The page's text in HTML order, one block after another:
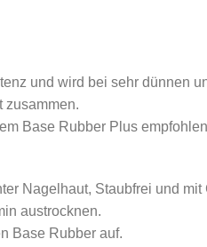
und wird bei sehr dünnen
zusammen.
Base Rubber Plus
Nagelhaut, Staubfrei und mit
austrocknen.
Base Rubber auf.